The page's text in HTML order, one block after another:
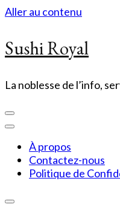
Aller au contenu
Sushi Royal
La noblesse de l’info,
À propos
Contactez-nous
Politique de